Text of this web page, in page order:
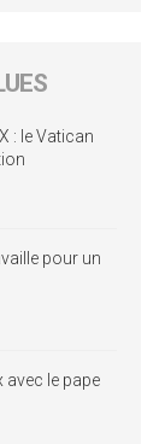
: le Vatican
pour un
avec le pape